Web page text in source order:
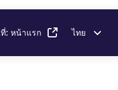
: หน้าแรก ไทย